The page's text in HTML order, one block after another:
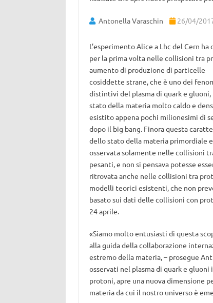
Antonella Varaschin 26/04/
L’esperimento Alice a Lhc del Cern ha
per la prima volta nelle collisioni tra
aumento di produzione di particelle
cosiddette strane, che è uno dei
distintivi del plasma di quark e gluoni,
stato della materia molto caldo e
esistito appena pochi milionesimi di
dopo il big bang. Finora questa
dello stato della materia primordiale
osservata solamente nelle collisioni
pesanti, e non si pensava potesse
ritrovata anche nelle collisioni tra
modelli teorici esistenti, che non
basato sui dati delle collisioni con
24 aprile.
«Siamo molto entusiasti di questa
alla guida della collaborazione
estremo della materia, – prosegue
osservati nel plasma di quark e
protoni, apre una nuova dimensione
materia da cui il nostro universo è